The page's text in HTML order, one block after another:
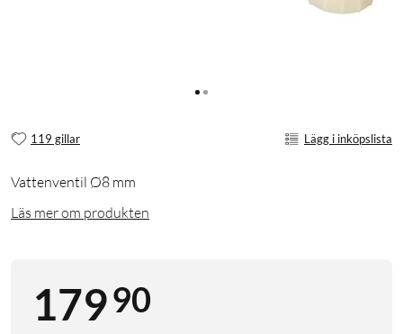
119 gillar Lägg i inköpslista
Vattenventil Ø8 mm
Läs mer om produkten
17990